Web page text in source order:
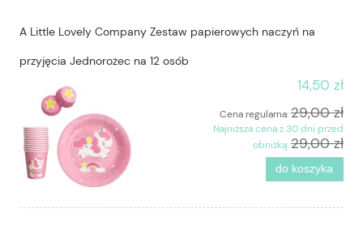
A Little Lovely Company Zestaw papierowych naczyń na
przyjęcia Jednorożec na 12 osób
14,50 zł
Cena regularna:29,00 zł
Najniższa cena z 30 dni przed
obniżką:29,00 zł
do koszyka